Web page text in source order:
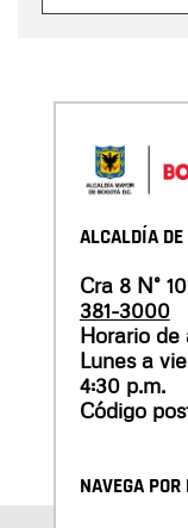
ALCALDÍA DE
Cra 8 N°
381-3000
Horario de
Lunes a
4:30 p.m.
Código
NAVEGA POR